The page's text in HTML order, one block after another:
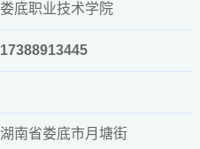
娄底职业技术学院
17388913445
湖南省娄底市月塘街